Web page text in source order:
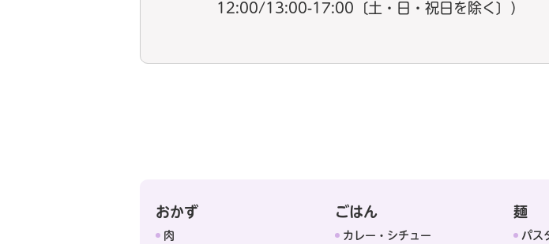
12:00/13:00-17:00〔土・日・祝日を除く〕）
おかず
肉
ごはん
カレー・シチュー
麺
パス